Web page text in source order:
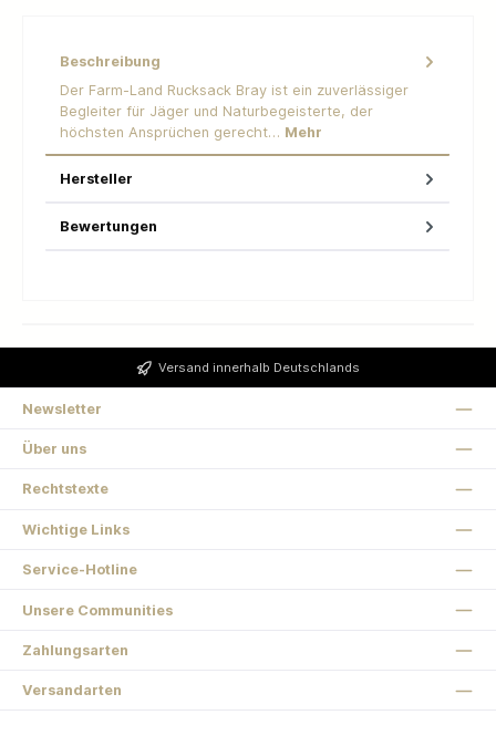
Beschreibung
Der Farm-Land Rucksack Bray ist ein zuverlässiger
Begleiter für Jäger und Naturbegeisterte, der
höchsten Ansprüchen gerecht… Mehr
Hersteller
Bewertungen
Versand innerhalb Deutschlands
Newsletter
Über uns
Rechtstexte
Wichtige Links
Service-Hotline
Unsere Communities
Zahlungsarten
Versandarten